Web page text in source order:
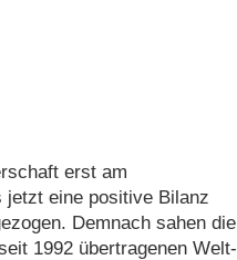
erst am
jetzt eine positive Bilanz
Demnach sahen die
1992 übertragenen Welt-